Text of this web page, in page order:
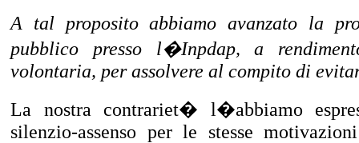
A tal proposito abbiamo avanzato la
pubblico presso l�Inpdap, a
volontaria, per assolvere al compito di
La nostra contrariet� l�abbiamo
silenzio-assenso per le stesse